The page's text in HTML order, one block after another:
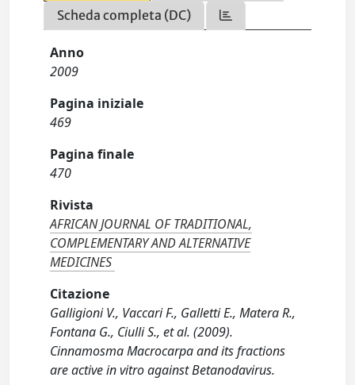
Scheda completa (DC)
Anno
2009
Pagina iniziale
469
Pagina finale
470
Rivista
AFRICAN JOURNAL OF TRADITIONAL,
COMPLEMENTARY AND ALTERNATIVE
MEDICINES
Citazione
Galligioni V., Vaccari F., Galletti E., Matera R.,
Fontana G., Ciulli S., et al. (2009).
Cinnamosma Macrocarpa and its fractions
are active in vitro against Betanodavirus.